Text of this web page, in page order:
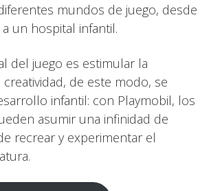
mundos de juego, desde
un hospital infantil.
del juego es estimular la
creatividad, de este modo, se
infantil: con Playmobil, los
asumir una infinidad de
recrear y experimentar el